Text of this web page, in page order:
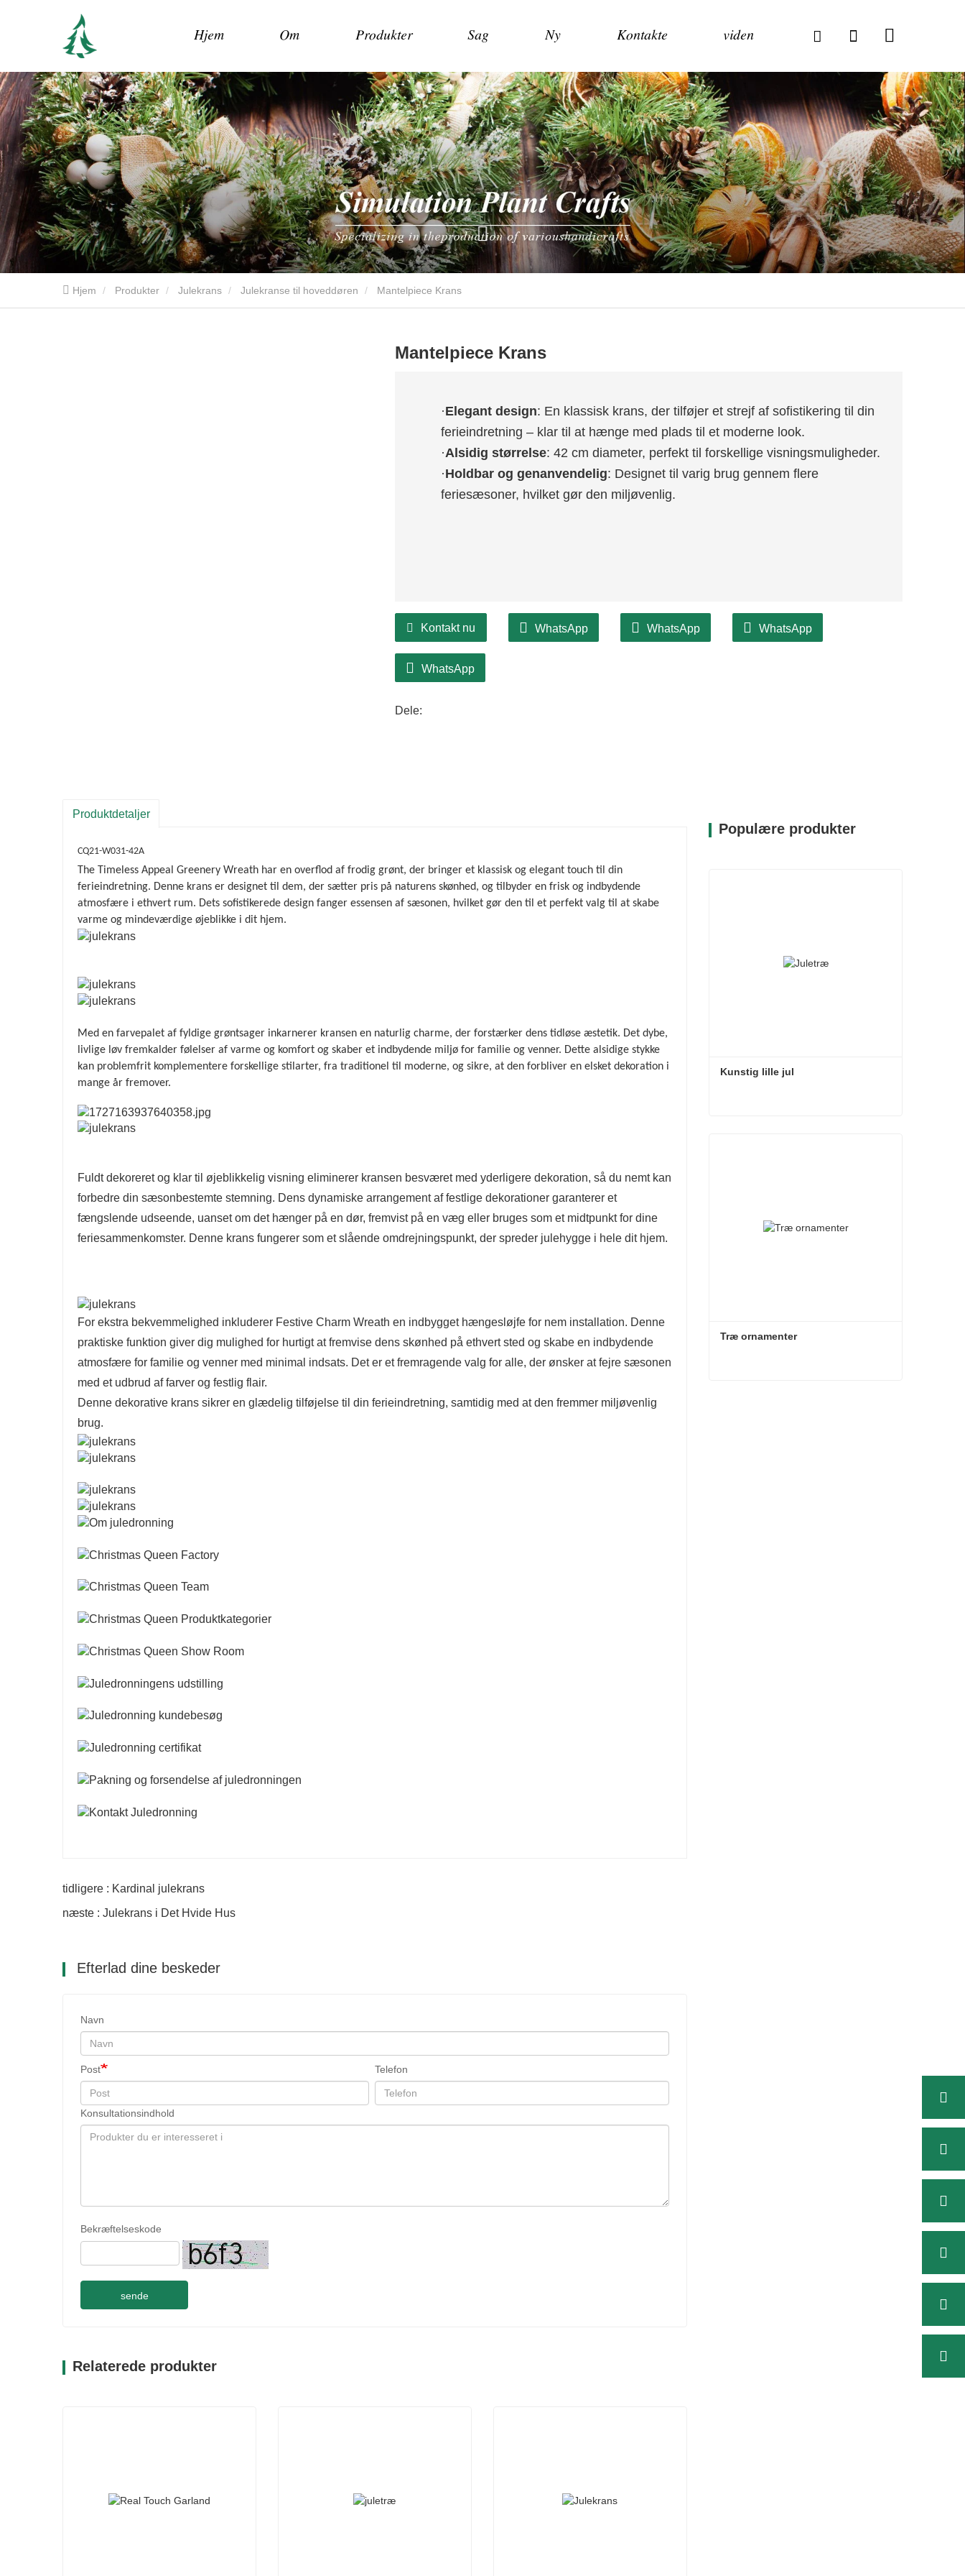
Hjem Om Produkter Sag Ny Kontakte viden
Hjem Produkter Julekrans Julekranse til hoveddøren Mantelpiece Krans
Mantelpiece Krans
·Elegant design: En klassisk krans, der tilføjer et strejf af sofistikering til din
ferieindretning – klar til at hænge med plads til et moderne look.
·Alsidig størrelse: 42 cm diameter, perfekt til forskellige visningsmuligheder.
·Holdbar og genanvendelig: Designet til varig brug gennem flere
feriesæsoner, hvilket gør den miljøvenlig.
Kontakt nu WhatsApp WhatsApp WhatsApp
WhatsApp
Dele:
Produktdetaljer
CQ21-W031-42A
The Timeless Appeal Greenery Wreath har en overflod af frodig grønt, der bringer et klassisk og elegant touch til din
ferieindretning. Denne krans er designet til dem, der sætter pris på naturens skønhed, og tilbyder en frisk og indbydende
atmosfære i ethvert rum. Dets sofistikerede design fanger essensen af ​​sæsonen, hvilket gør den til et perfekt valg til at skabe
varme og mindeværdige øjeblikke i dit hjem.
Med en farvepalet af fyldige grøntsager inkarnerer kransen en naturlig charme, der forstærker dens tidløse æstetik. Det dybe,
livlige løv fremkalder følelser af varme og komfort og skaber et indbydende miljø for familie og venner. Dette alsidige stykke
kan problemfrit komplementere forskellige stilarter, fra traditionel til moderne, og sikre, at den forbliver en elsket dekoration i
mange år fremover.
Fuldt dekoreret og klar til øjeblikkelig visning eliminerer kransen besværet med yderligere dekoration, så du nemt kan
forbedre din sæsonbestemte stemning. Dens dynamiske arrangement af festlige dekorationer garanterer et
fængslende udseende, uanset om det hænger på en dør, fremvist på en væg eller bruges som et midtpunkt for dine
feriesammenkomster. Denne krans fungerer som et slående omdrejningspunkt, der spreder julehygge i hele dit hjem.
For ekstra bekvemmelighed inkluderer Festive Charm Wreath en indbygget hængesløjfe for nem installation. Denne
praktiske funktion giver dig mulighed for hurtigt at fremvise dens skønhed på ethvert sted og skabe en indbydende
atmosfære for familie og venner med minimal indsats. Det er et fremragende valg for alle, der ønsker at fejre sæsonen
med et udbrud af farver og festlig flair.
Denne dekorative krans sikrer en glædelig tilføjelse til din ferieindretning, samtidig med at den fremmer miljøvenlig
brug.
tidligere : Kardinal julekrans
næste : Julekrans i Det Hvide Hus
Efterlad dine beskeder
Navn
Post Telefon
Konsultationsindhold
Bekræftelseskode
sende
Relaterede produkter
Populære produkter
Kunstig lille jul
Træ ornamenter